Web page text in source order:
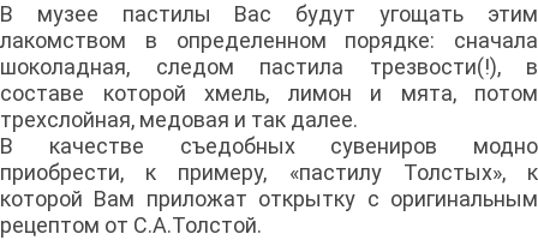
В музее пастилы Вас будут угощать этим
лакомством в определенном порядке: сначала
шоколадная, следом пастила трезвости(!), в
составе которой хмель, лимон и мята, потом
трехслойная, медовая и так далее.
В качестве съедобных сувениров модно
приобрести, к примеру, «пастилу Толстых», к
которой Вам приложат открытку с оригинальным
рецептом от С.А.Толстой.